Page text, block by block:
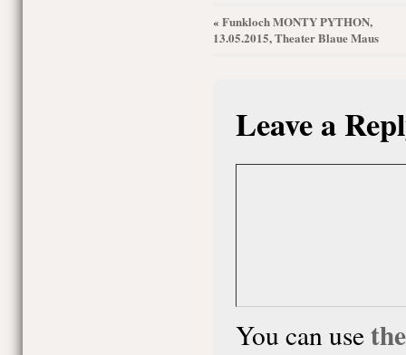
« Funkloch MONTY PYTHON,
13.05.2015, Theater Blaue Maus
Leave a
You can use